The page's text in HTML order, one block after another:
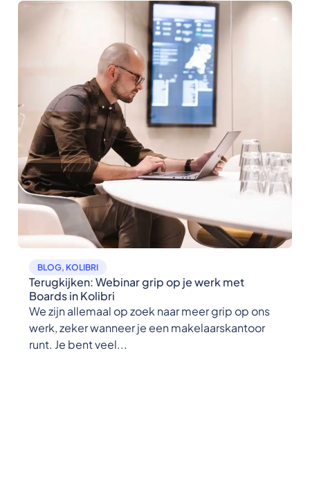
BLOG, KOLIBRI
Terugkijken: Webinar grip op je werk met
Boards in Kolibri
We zijn allemaal op zoek naar meer grip op ons
werk, zeker wanneer je een makelaarskantoor
runt. Je bent veel...